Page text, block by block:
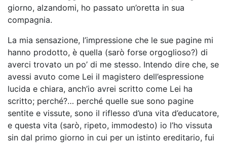
giorno, alzandomi, ho passato un’oretta in sua
compagnia.
La mia sensazione, l’impressione che le sue pagine mi
hanno prodotto, è quella (sarò forse orgoglioso?) di
averci trovato un po’ di me stesso. Intendo dire che, se
avessi avuto come Lei il magistero dell’espressione
lucida e chiara, anch’io avrei scritto come Lei ha
scritto; perché?… perché quelle sue sono pagine
sentite e vissute, sono il riflesso d’una vita d’educatore,
e questa vita (sarò, ripeto, immodesto) io l’ho vissuta
sin dal primo giorno in cui per un istinto ereditario, fui